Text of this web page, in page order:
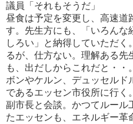
議員「それもそうだ」
昼食は予定を変更し、高速道
す。先生方にも、「いろんな
しろい」と納得していただく
るが、仕方ない。理解ある
も、出だしからこれだと・・。
ボンやケルン、デュッセル
であるエッセン市役所に行く。
副市長と会談。かつてルール
たエッセンも、エネルギー革